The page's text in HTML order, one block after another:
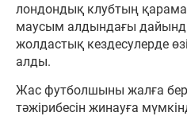
лондондық клубтың
маусым алдындағы
жолдастық кездесулерде
алды.
Жас футболшыны жалға
тәжірибесін жинауға